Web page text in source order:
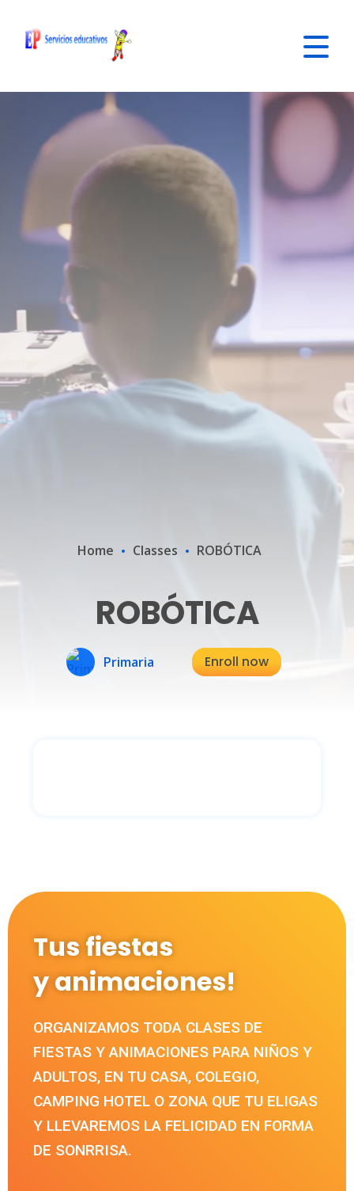
Home Classes ROBÓTICA
ROBÓTICA
Primaria Enroll now
Tus fiestas
y animaciones!
ORGANIZAMOS TODA CLASES DE
FIESTAS Y ANIMACIONES PARA NIÑOS Y
ADULTOS, EN TU CASA, COLEGIO,
CAMPING HOTEL O ZONA QUE TU ELIGAS
Y LLEVAREMOS LA FELICIDAD EN FORMA
DE SONRRISA.